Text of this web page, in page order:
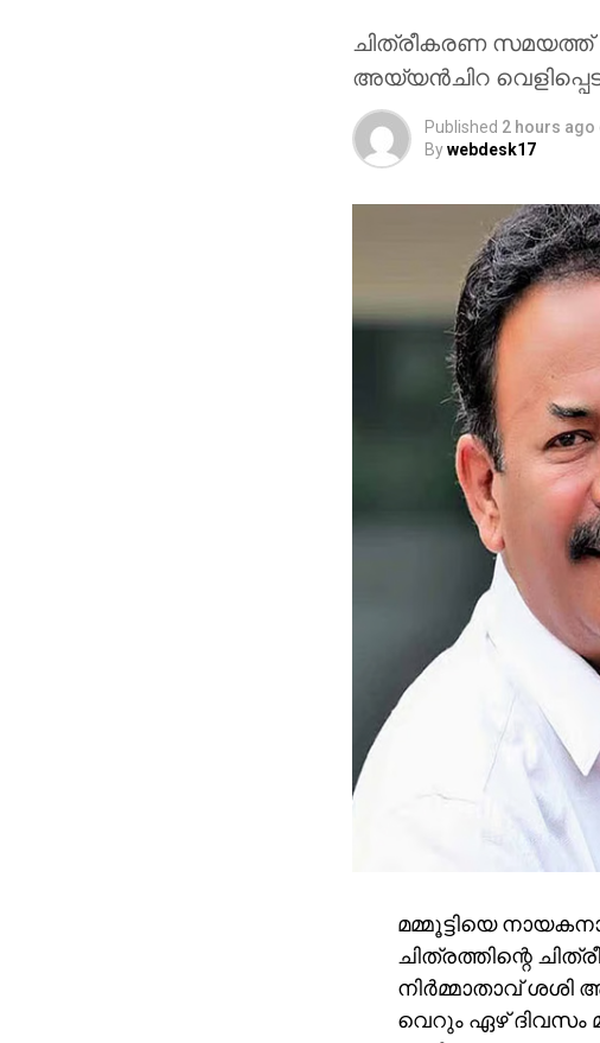
ചിത്രീകരണ സമയത്ത്
അയ്യന്‍ചിറ
Published 2 hours ago
Bywebdesk17
മമ്മൂട്ടിയെ
ചിത്രത്തിന്റെ
നിര്‍മ്മാതാവ് ശശി
വെറും ഏഴ് ദിവസം